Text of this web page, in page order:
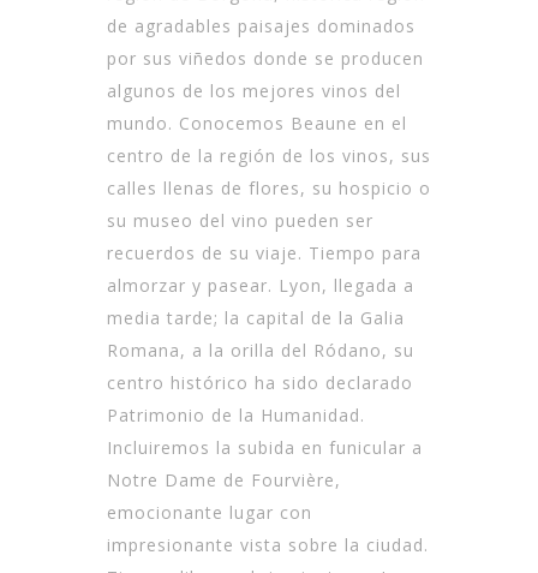
de agradables paisajes dominados
por sus viñedos donde se producen
algunos de los mejores vinos del
mundo. Conocemos Beaune en el
centro de la región de los vinos, sus
calles llenas de flores, su hospicio o
su museo del vino pueden ser
recuerdos de su viaje. Tiempo para
almorzar y pasear. Lyon, llegada a
media tarde; la capital de la Galia
Romana, a la orilla del Ródano, su
centro histórico ha sido declarado
Patrimonio de la Humanidad.
Incluiremos la subida en funicular a
Notre Dame de Fourvière,
emocionante lugar con
impresionante vista sobre la ciudad.